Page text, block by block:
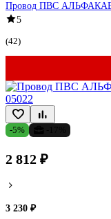
Провод ПВС
5
(42)
-5%
2 812 ₽
3 230 ₽